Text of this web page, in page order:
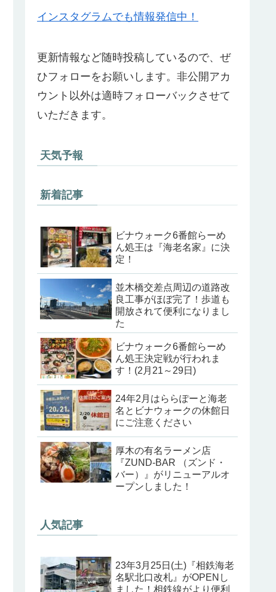
インスタグラムでも情報発信中！
更新情報など随時投稿しているので、ぜ
ひフォローをお願いします。非公開アカ
ウント以外は適時フォローバックさせて
いただきます。
天気予報
新着記事
ビナウォーク6番館らーめ
ん処王は『海老名家』に決
定！
並木橋交差点周辺の道路改
良工事がほぼ完了！歩道も
開放されて便利になりまし
た
ビナウォーク6番館らーめ
ん処王決定戦が行われま
す！(2月21～29日)
24年2月はららぽーと海老
名とビナウォークの休館日
にご注意ください
厚木の有名ラーメン店
『ZUND-BAR （ズンド・
バー）』がリニューアルオ
ープンしました！
人気記事
23年3月25日(土)『相鉄海老
名駅北口改札』がOPENし
ました！相鉄線がより便利